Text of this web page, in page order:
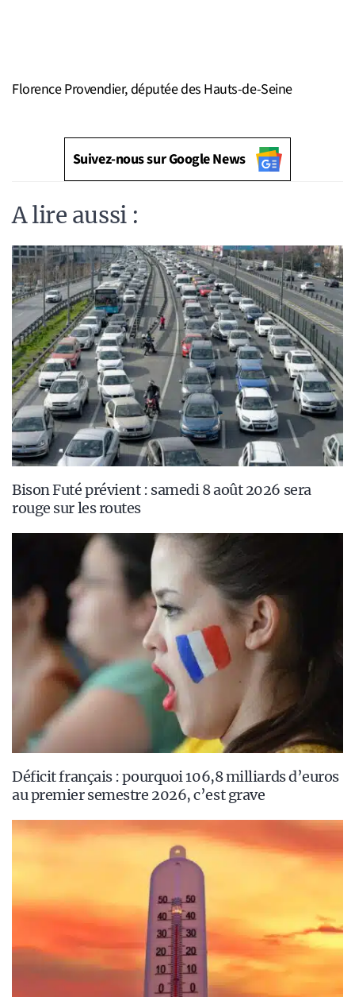
Florence Provendier, députée des Hauts-de-Seine
Suivez-nous sur Google News
A lire aussi :
Bison Futé prévient : samedi 8 août 2026 sera
rouge sur les routes
Déficit français : pourquoi 106,8 milliards d’euros
au premier semestre 2026, c’est grave